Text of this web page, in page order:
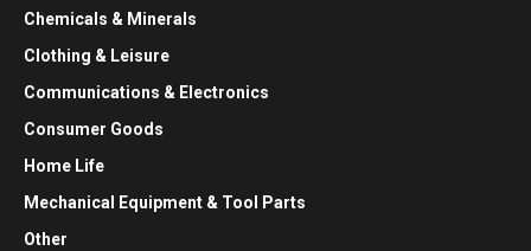
Chemicals & Minerals
Clothing & Leisure
Communications & Electronics
Consumer Goods
Home Life
Mechanical Equipment & Tool Parts
Other